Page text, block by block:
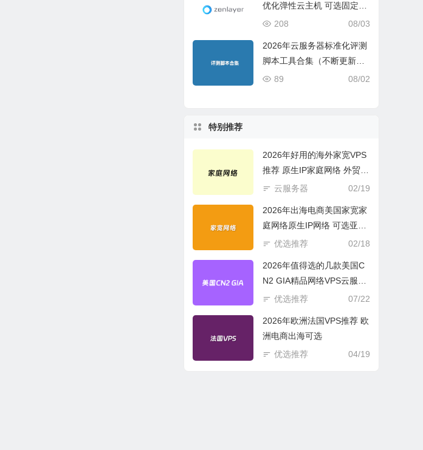
优化弹性云主机 可选固定带
宽或流量模式
08/03
208
2026年云服务器标准化评测
脚本工具合集（不断更新完
善）
08/02
89
特别推荐
2026年好用的海外家宽VPS
推荐 原生IP家庭网络 外贸电
商必选
02/19
云服务器
2026年出海电商美国家宽家
庭网络原生IP网络 可选亚欧
美云服务器
02/18
优选推荐
2026年值得选的几款美国C
N2 GIA精品网络VPS云服务
器推荐
07/22
优选推荐
2026年欧洲法国VPS推荐 欧
洲电商出海可选
04/19
优选推荐